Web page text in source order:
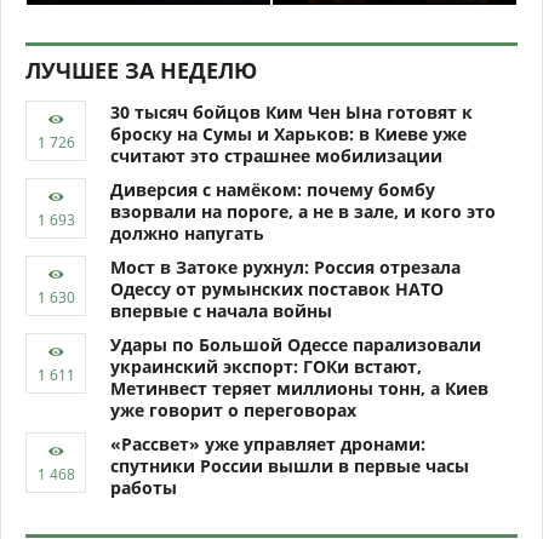
ЛУЧШЕЕ ЗА НЕДЕЛЮ
30 тысяч бойцов Ким Чен Ына готовят к
броску на Сумы и Харьков: в Киеве уже
считают это страшнее мобилизации
Диверсия с намёком: почему бомбу
взорвали на пороге, а не в зале, и кого это
должно напугать
Мост в Затоке рухнул: Россия отрезала
Одессу от румынских поставок НАТО
впервые с начала войны
Удары по Большой Одессе парализовали
украинский экспорт: ГОКи встают,
Метинвест теряет миллионы тонн, а Киев
уже говорит о переговорах
«Рассвет» уже управляет дронами:
спутники России вышли в первые часы
работы